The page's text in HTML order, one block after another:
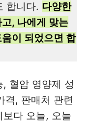
합니다. 다양한
, 나에게 맞는
이 되었으면 합
혈압 영양제 성
격, 판매처 관련
다 오늘, 오늘